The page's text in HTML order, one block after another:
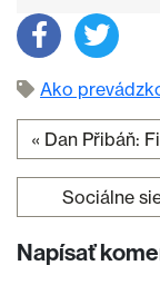
Ako
Navigácia v
« Dan Přibáň: Filmy s
Sociálne
Napísať